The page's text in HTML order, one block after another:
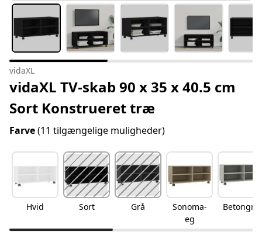
vidaXL
vidaXL TV-skab 90 x 35 x 40.5 cm
Sort Konstrueret træ
Farve(11 tilgængelige muligheder)
Hvid Sort Grå
Sonoma-
eg
Betongrå